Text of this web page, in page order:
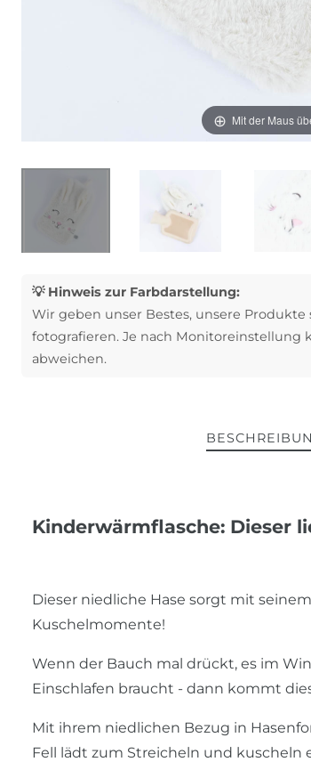
Mit der Maus
💡 Hinweis zur Farbdarstellung:
Wir geben unser Bestes, unsere
fotografieren. Je nach Monitoreinstellung
abweichen.
Kinderwärmflasche: Dieser
Dieser niedliche Hase sorgt mit seinem
Kuschelmomente!
Wenn der Bauch mal drückt, es im
Einschlafen braucht - dann kommt
Mit ihrem niedlichen Bezug in
Fell lädt zum Streicheln und kuscheln